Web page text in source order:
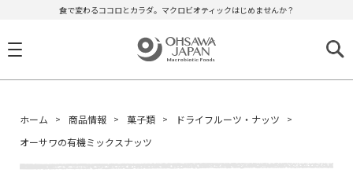
食で変わるココロとカラダ。マクロビオティックはじめませんか？
ホーム 商品情報 菓子類
ドライフルーツ・ナッツ
オーサワの有機ミックスナッツ